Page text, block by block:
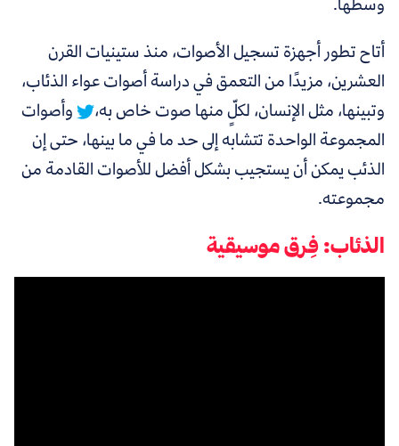
أتاح تطور أجهزة تسجيل الأصوات، منذ ستينيات القرن
العشرين، مزيدًا من التعمق في دراسة أصوات عواء الذئاب،
وتبينها، مثل الإنسان، لكلٍّ منها صوت خاص به،
وأصوات
المجموعة الواحدة تتشابه إلى حد ما في ما بينها، حتى إن
الذئب يمكن أن يستجيب بشكل أفضل للأصوات القادمة من
مجموعته.
الذئاب: فِرق موسيقية